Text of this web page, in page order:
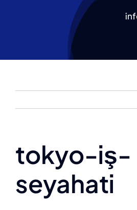
tokyo-iş-
seyahati